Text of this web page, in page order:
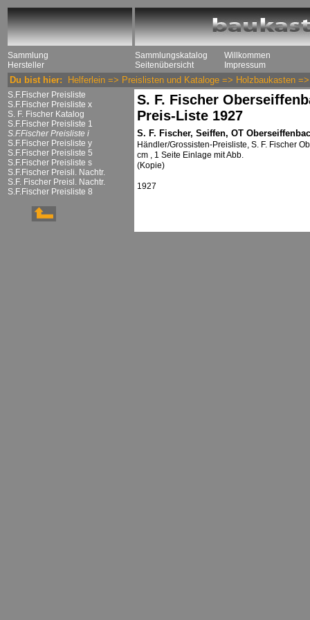
Sammlung
Hersteller
Sammlungskatalog
Seitenübersicht
Willkommen
Impressum
Du bist hier: Helferlein => Preislisten und Kataloge => Holzbaukasten
S.F.Fischer Preisliste
S.F.Fischer Preisliste x
S. F. Fischer Katalog
S.F.Fischer Preisliste 1
S.F.Fischer Preisliste i
S.F.Fischer Preisliste y
S.F.Fischer Preisliste 5
S.F.Fischer Preisliste s
S.F.Fischer Preisli. Nachtr.
S.F. Fischer Preisl. Nachtr.
S.F.Fischer Preisliste 8
S. F. Fischer
Preis-Liste 1927
S. F. Fischer, Seiffen, OT
Händler/Grossisten-Preisliste, S. F. Fischer
cm , 1 Seite Einlage mit Abb.
(Kopie)
1927